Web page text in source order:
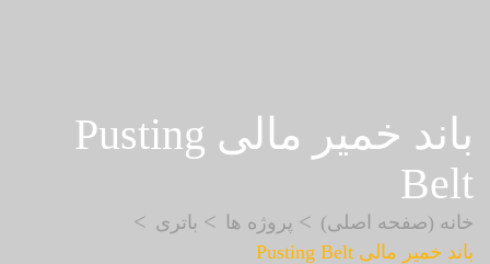
باند خمیر مالی Pusting
Belt
خانه (صفحه اصلی) پروژه ها
باتری
باند خمیر مالی Pusting Belt